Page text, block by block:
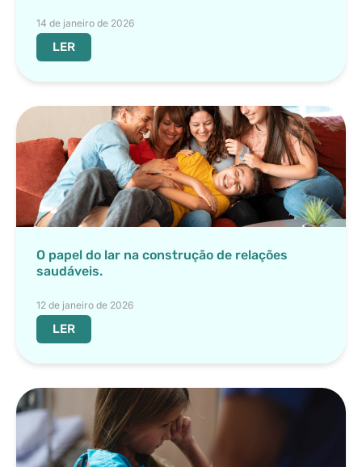
14 de janeiro de 2026
LER
O papel do lar na construção de relações
saudáveis.
12 de janeiro de 2026
LER